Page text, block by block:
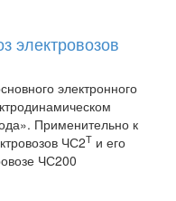
электровозов
электронного
Применительно к
ЧС2Т и его
ЧС200